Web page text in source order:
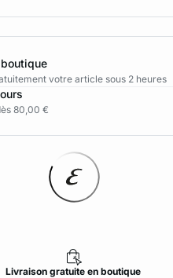
votre article sous 2 heures
80,00 €
Livraison gratuite en boutique